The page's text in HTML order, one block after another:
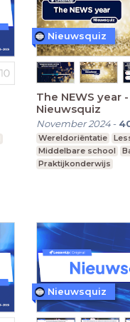
The NEWS year -
Nieuwsquiz
November 2024-
Wereldoriëntatie
Middelbare school
Praktijkonderwijs
Nieuwsquiz
Nieuwsquiz